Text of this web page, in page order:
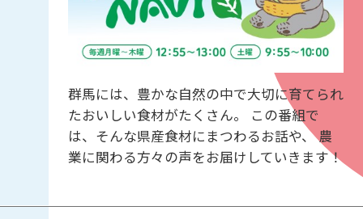
群馬には、豊かな自然の中で大切に育てられ
たおいしい食材がたくさん。 この番組で
は、そんな県産食材にまつわるお話や、 農
業に関わる方々の声をお届けしていきます！